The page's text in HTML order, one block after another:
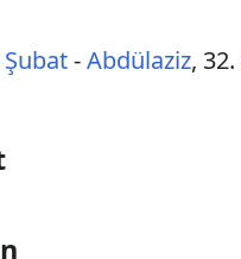
Şubat-Abdülaziz, 32.